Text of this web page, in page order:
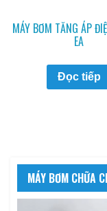
MÁY BƠM TĂNG ÁP
EA
Đọc tiếp
MÁY BƠM CHỮA